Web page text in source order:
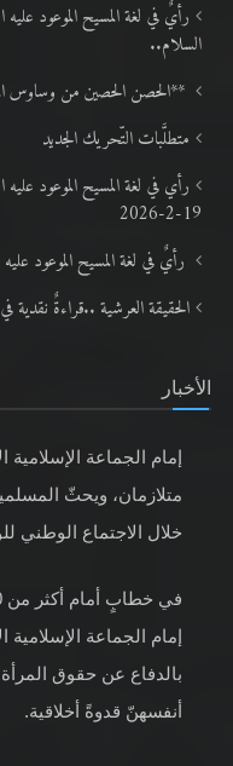
السلام..
**الحصن الحصين من وساوس
متطلَّبات التّحريك الجديد
19-2-2026
رأيٌ في لغة المسيح الموعود عليه السلام ..1 في محنة
الحقيقة العرشية ..قراءةٌ نقدية
الأخبار
إمام الجماعة الإسلامية
متلازمان، ويحثّ
خلال الاجتماع الوطني
إمام الجماعة الإسلامية
بالدفاع عن حقوق
أنفسهنّ قدوةً أخلاقية.